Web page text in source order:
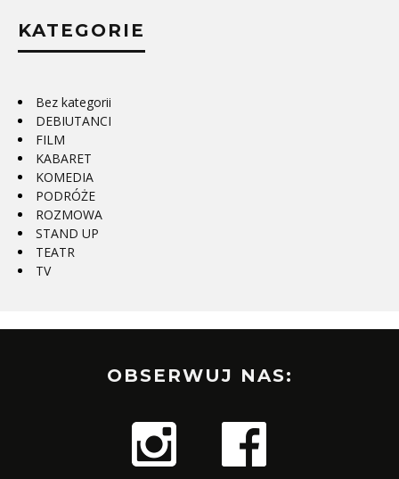
KATEGORIE
Bez kategorii
DEBIUTANCI
FILM
KABARET
KOMEDIA
PODRÓŻE
ROZMOWA
STAND UP
TEATR
TV
OBSERWUJ NAS: